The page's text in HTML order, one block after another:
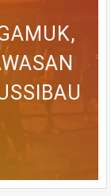
YANG
SAAT
DI